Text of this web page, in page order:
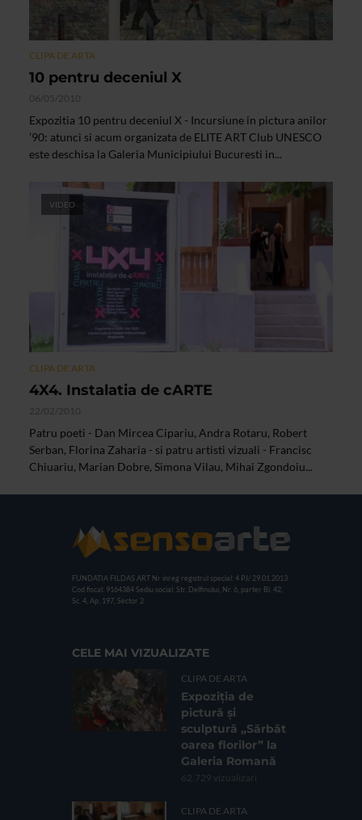
CLIPA DE ARTA
10 pentru deceniul X
06/05/2010
Expozitia 10 pentru deceniul X - Incursiune in pictura anilor
’90: atunci si acum organizata de ELITE ART Club UNESCO
este deschisa la Galeria Municipiului Bucuresti in...
VIDEO
CLIPA DE ARTA
4X4. Instalatia de cARTE
22/02/2010
Patru poeti - Dan Mircea Cipariu, Andra Rotaru, Robert
Serban, Florina Zaharia - si patru artisti vizuali - Francisc
Chiuariu, Marian Dobre, Simona Vilau, Mihai Zgondoiu...
FUNDATIA FILDAS ART Nr inreg registrul special: 4 PJ/ 29.01.2013
Cod fiscal: 9164384 Sediu social: Str. Delfinului, Nr. 6, parter Bl. 42,
Sc. 4, Ap. 197, Sector 2
CELE MAI VIZUALIZATE
CLIPA DE ARTA
Expoziția de
pictură și
sculptură „Sărbăt
oarea florilor” la
Galeria Romană
62.729 vizualizari
CLIPA DE ARTA